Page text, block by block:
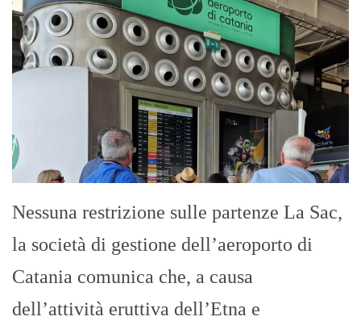
Nessuna restrizione sulle partenze La Sac,
la società di gestione dell’aeroporto di
Catania comunica che, a causa
dell’attività eruttiva dell’Etna e